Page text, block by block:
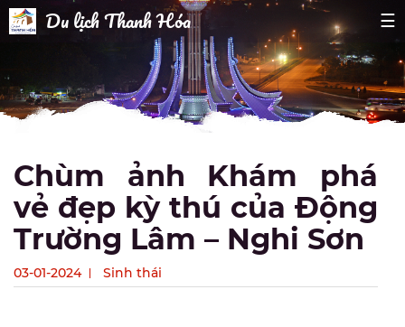
☰
Du lịch Thanh Hóa
Chùm ảnh Khám phá
vẻ đẹp kỳ thú của Động
Trường Lâm – Nghi Sơn
03-01-2024 Sinh thái